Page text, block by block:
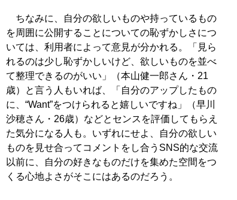
ちなみに、自分の欲しいものや持っているもの
を周囲に公開することについての恥ずかしさにつ
いては、利用者によって意見が分かれる。「見ら
れるのは少し恥ずかしいけど、欲しいものを並べ
て整理できるのがいい」（本山健一郎さん・21
歳）と言う人もいれば、「自分のアップしたもの
に、“Want”をつけられると嬉しいですね」（早川
沙穂さん・26歳）などとセンスを評価してもらえ
た気分になる人も。いずれにせよ、自分の欲しい
ものを見せ合ってコメントをし合うSNS的な交流
以前に、自分の好きなものだけを集めた空間をつ
くる心地よさがそこにはあるのだろう。